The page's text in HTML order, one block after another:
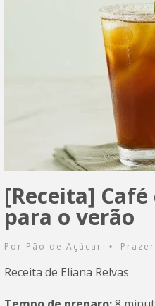
[Receita]
para o verão
Por Pão de Açúcar •
Receita de Eliana Relvas